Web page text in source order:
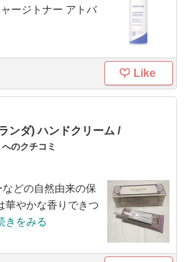
ージトナー アトバ
Like
ンダ) ハンドクリーム /
へのクチコミ
どの自然由来の保
華やかな香りできつ
きをみる